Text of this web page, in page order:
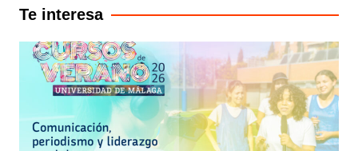
Te interesa